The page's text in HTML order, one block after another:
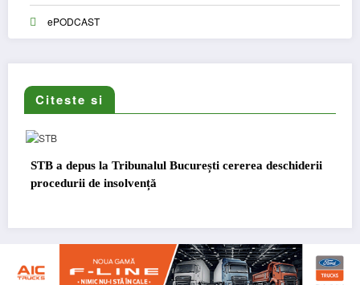
ePODCAST
Citeste si
la Tribunalul București cererea deschiderii
insolvență
DKV Mobility și